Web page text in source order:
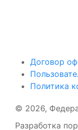
Договор
Политика
© 2026,
Разработка